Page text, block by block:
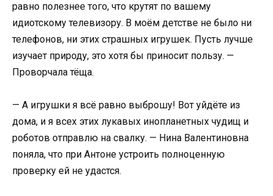
равно полезнее того, что крутят по вашему
идиотскому телевизору. В моём детстве не было ни
телефонов, ни этих страшных игрушек. Пусть лучше
изучает природу, это хотя бы приносит пользу. —
Проворчала тёща.
— А игрушки я всё равно выброшу! Вот уйдёте из
дома, и я всех этих лукавых инопланетных чудищ и
роботов отправлю на свалку. — Нина Валентиновна
поняла, что при Антоне устроить полноценную
проверку ей не удастся.